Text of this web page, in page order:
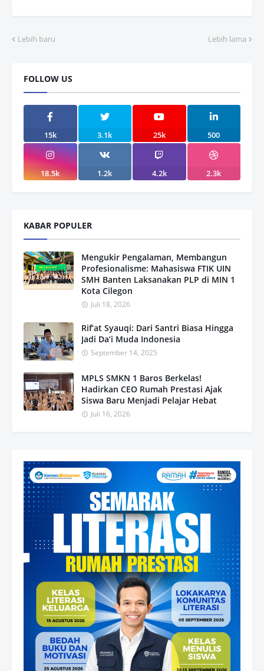
Lebih baru Lebih lama
FOLLOW US
15k 3.1k 25k 500
18.5k 1.2k 4.2k 2.3k
KABAR POPULER
Mengukir Pengalaman, Membangun
Profesionalisme: Mahasiswa FTIK UIN
SMH Banten Laksanakan PLP di MIN 1
Kota Cilegon
Juli 18, 2026
Rif’at Syauqi: Dari Santri Biasa Hingga
Jadi Da’i Muda Indonesia
September 14, 2025
MPLS SMKN 1 Baros Berkelas!
Hadirkan CEO Rumah Prestasi Ajak
Siswa Baru Menjadi Pelajar Hebat
Juli 16, 2026